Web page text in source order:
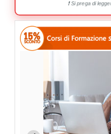
❗ Si prega di